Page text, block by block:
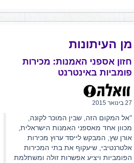
מן העיתונות
חזון אספני האמנות: מכירות
פומביות באינטרנט
27 בינואר 2015
"אל המקום הזה, שבין המוכר לקונה,
מכוון אחד מאספני האמנות הישראלית,
אורן שץ, המבקש לייסד ערוץ מכירות
אלטרנטיבי, שיעקוף את בתי המכירות
הפומביות ויציע אפשרות זולה ומשתלמת